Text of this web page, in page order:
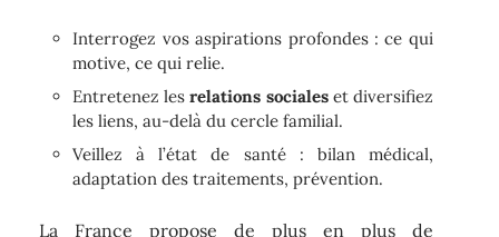
Interrogez vos aspirations profondes : ce qui
motive, ce qui relie.
Entretenez lesrelations socialeset diversifiez
les liens, au-delà du cercle familial.
Veillez à l’état de santé : bilan médical,
adaptation des traitements, prévention.
La France propose de plus en plus de